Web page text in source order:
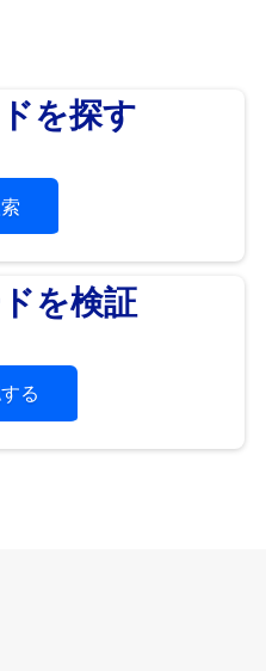
を探す
を検証
る